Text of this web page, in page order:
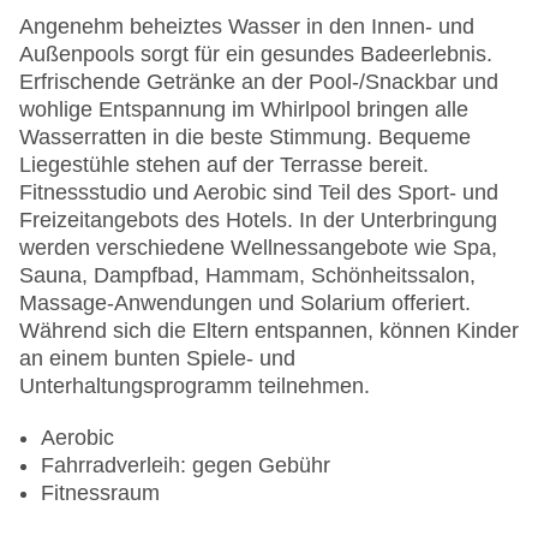
Angenehm beheiztes Wasser in den Innen- und
Außenpools sorgt für ein gesundes Badeerlebnis.
Erfrischende Getränke an der Pool-/Snackbar und
wohlige Entspannung im Whirlpool bringen alle
Wasserratten in die beste Stimmung. Bequeme
Liegestühle stehen auf der Terrasse bereit.
Fitnessstudio und Aerobic sind Teil des Sport- und
Freizeitangebots des Hotels. In der Unterbringung
werden verschiedene Wellnessangebote wie Spa,
Sauna, Dampfbad, Hammam, Schönheitssalon,
Massage-Anwendungen und Solarium offeriert.
Während sich die Eltern entspannen, können Kinder
an einem bunten Spiele- und
Unterhaltungsprogramm teilnehmen.
Aerobic
Fahrradverleih: gegen Gebühr
Fitnessraum